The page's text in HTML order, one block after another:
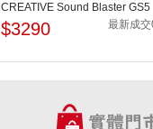
CREATIVE Sound Blaster GS5
RGB 藍芽 長條型 紅外...
$3290 最新成